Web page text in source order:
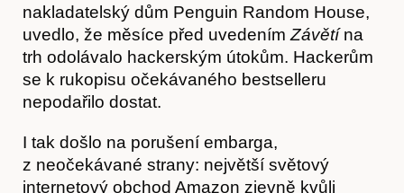
Hostcast
nakladatelský dům Penguin Random House,
uvedlo, že měsíce před uvedením Závětína
trh odolávalo hackerským útokům. Hackerům
se k rukopisu očekávaného bestselleru
nepodařilo dostat.
I tak došlo na porušení embarga,
z neočekávané strany: největší světový
internetový obchod Amazon zjevně kvůli